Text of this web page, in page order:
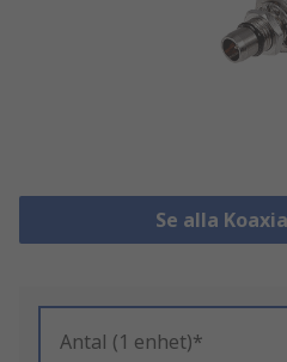
Se alla
Antal (1 enhet)*